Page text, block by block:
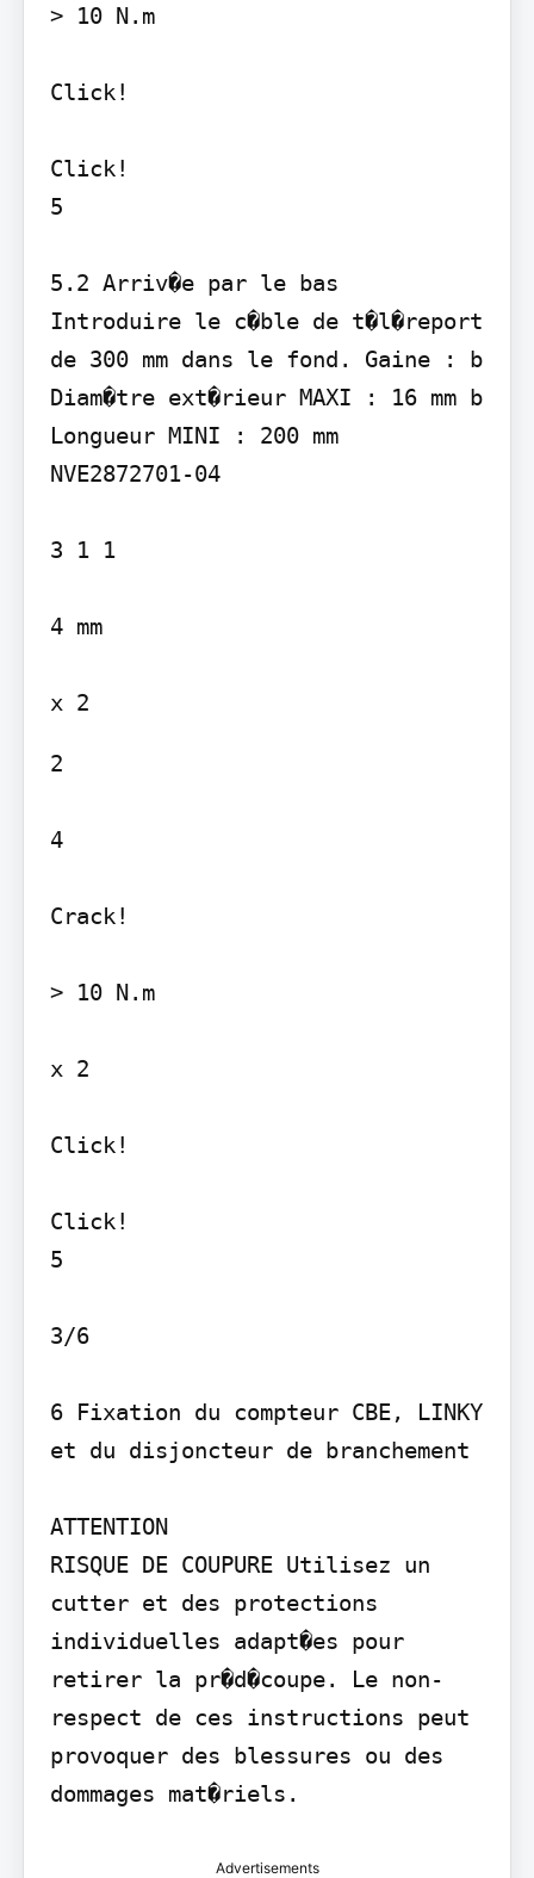
> 10 N.m
Click!
Click!
5
5.2 Arriv�e par le bas
Introduire le c�ble de t�l�report
de 300 mm dans le fond. Gaine : b
Diam�tre ext�rieur MAXI : 16 mm b
Longueur MINI : 200 mm
NVE2872701-04
3 1 1
4 mm
2
4
Crack!
> 10 N.m
x 2
Click!
Click!
5
3/6
6 Fixation du compteur CBE, LINKY
et du disjoncteur de branchement
ATTENTION
RISQUE DE COUPURE Utilisez un
cutter et des protections
individuelles adapt�es pour
retirer la pr�d�coupe. Le non-
respect de ces instructions peut
provoquer des blessures ou des
dommages mat�riels.
Advertisements